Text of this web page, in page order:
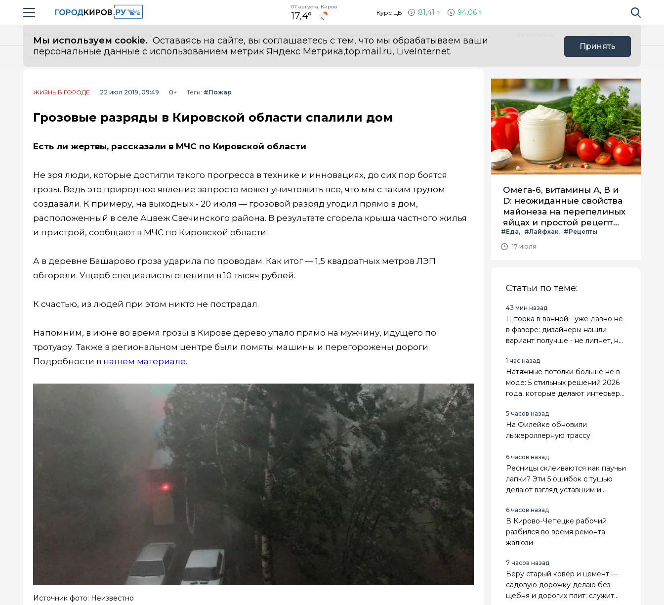
Навигация сайта
07 августа, Киров
17,4° Курс ЦБ 81,41 94,06 Поиск по
Мы используем cookie. Оставаясь на сайте, вы соглашаетесь с тем, что мы обрабатываем ваши
персональные данные с использованием метрик Яндекс Метрика,top.mail.ru, LiveInternet.
Принять
Все новости
Главная Лента новостей
ЖИЗНЬ В ГОРОДЕ 22 июл 2019, 09:49 0+ Теги: #Пожар
Грозовые разряды в Кировской области спалили дом
Есть ли жертвы, рассказали в МЧС по Кировской области
Не зря люди, которые достигли такого прогресса в технике и инновациях, до сих пор боятся
грозы. Ведь это природное явление запросто может уничтожить все, что мы с таким трудом
создавали. К примеру, на выходных - 20 июля — грозовой разряд угодил прямо в дом,
расположенный в селе Ацвеж Свечинского района. В результате сгорела крыша частного жилья
и пристрой, сообщают в МЧС по Кировской области.
А в деревне Башарово гроза ударила по проводам. Как итог — 1,5 квадратных метров ЛЭП
обгорели. Ущерб специалисты оценили в 10 тысяч рублей.
К счастью, из людей при этом никто не пострадал.
Напомним, в июне во время грозы в Кирове дерево упало прямо на мужчину, идущего по
тротуару. Также в региональном центре были помяты машины и перегорожены дороги.
Подробности в нашем материале.
Источник фото: Неизвестно
Омега-6, витамины А, В и
D: неожиданные свойства
майонеза на перепелиных
яйцах и простой рецепт
летнего салата с ним
#Еда #Лайфхак
#Рецепты
17 июля
Статьи по теме:
43 мин назад
Шторка в ванной - уже давно не
в фаворе: дизайнеры нашли
вариант получше - не липнет, не
1 час назад
Натяжные потолки больше не в
моде: 5 стильных решений 2026
года, которые делают интерьер
5 часов назад
На Филейке обновили
лыжероллерную трассу
6 часов назад
Ресницы склеиваются как паучьи
лапки? Эти 5 ошибок с тушью
делают взгляд уставшим и
6 часов назад
В Кирово-Чепецке рабочий
разбился во время ремонта
жалюзи
7 часов назад
Беру старый ковёр и цемент —
садовую дорожку делаю без
щебня и дорогих плит: служит